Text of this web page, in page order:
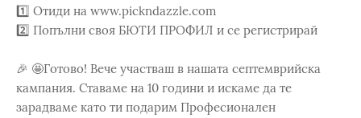
1️⃣ Отиди на www.pickndazzle.com
2️⃣ Попълни своя БЮТИ ПРОФИЛ и се регистрирай
🎉 🤩Готово! Вече участваш в нашата септемврийска
кампания. Ставаме на 10 години и искаме да те
зарадваме като ти подарим Професионален